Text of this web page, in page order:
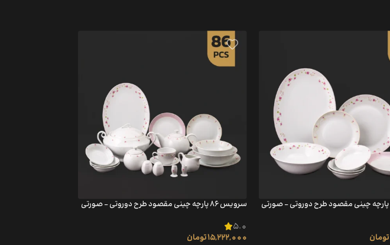
تومان
سرویس ۸۶ پارچه چینی مقصود طرح دوروتی – صورتی
5.0
15,222,000تومان